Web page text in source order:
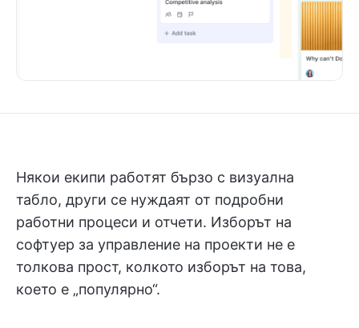
Някои екипи работят бързо с визуална
табло, други се нуждаят от подробни
работни процеси и отчети. Изборът на
софтуер за управление на проекти не е
толкова прост, колкото изборът на това,
което е „популярно“.